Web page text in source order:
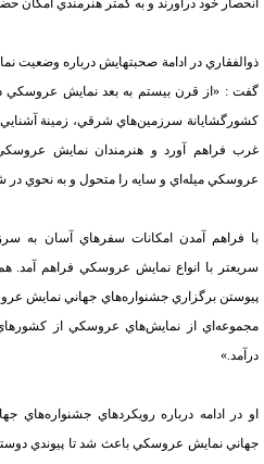
خود درآورند و به كمتر هنرمندي امكان
در ادامة صحبتهايش درباره وضعيت
: «از قرن بيستم به بعد نمايش عروسكي در
سرزمين‌هاي شرقي، زمينة آشنايي
فراهم آورد و هنرمندان نمايش عروسكي
ميله‌اي و سايه را متحول و به نحوي در
فراهم آمدن امكانات سفرهاي آسان به
با انواع نمايش عروسكي فراهم آمد. همين
برگزاري جشنواره‌هاي جهاني نمايش
از نمايش‌هاي عروسكي از كشورهاي
درادامه درباره رويكردهاي جشنواره‌هاي
نمايش عروسكي باعث شد تا پيوندي